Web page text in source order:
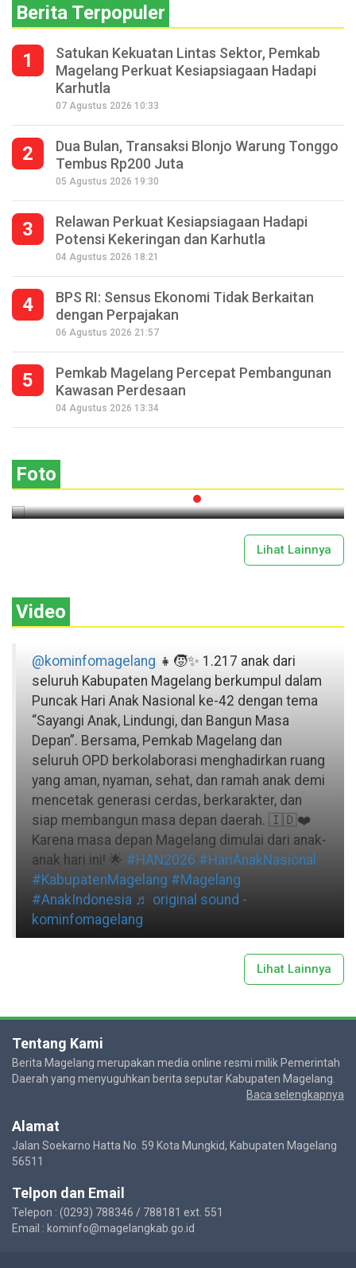
Berita Terpopuler
1
Satukan Kekuatan Lintas Sektor, Pemkab
Magelang Perkuat Kesiapsiagaan Hadapi
Karhutla
07 Agustus 2026 10:33
2
Dua Bulan, Transaksi Blonjo Warung Tonggo
Tembus Rp200 Juta
05 Agustus 2026 19:30
3
Relawan Perkuat Kesiapsiagaan Hadapi
Potensi Kekeringan dan Karhutla
04 Agustus 2026 18:21
4
BPS RI: Sensus Ekonomi Tidak Berkaitan
dengan Perpajakan
06 Agustus 2026 21:57
5
Pemkab Magelang Percepat Pembangunan
Kawasan Perdesaan
04 Agustus 2026 13:34
Foto
Seperempat Abad Perhelatan Festival
Lima Gunung XXV Kobarkan Semangat
Lihat Lainnya
Video
@kominfomagelang 👧🧒✨ 1.217 anak dari
seluruh Kabupaten Magelang berkumpul dalam
Puncak Hari Anak Nasional ke-42 dengan tema
“Sayangi Anak, Lindungi, dan Bangun Masa
Depan”. Bersama, Pemkab Magelang dan
seluruh OPD berkolaborasi menghadirkan ruang
yang aman, nyaman, sehat, dan ramah anak demi
mencetak generasi cerdas, berkarakter, dan
siap membangun masa depan daerah. 🇮🇩❤️
Karena masa depan Magelang dimulai dari anak-
anak hari ini! 🌟 #HAN2026 #HariAnakNasional
#KabupatenMagelang #Magelang
#AnakIndonesia ♬ original sound -
kominfomagelang
Lihat Lainnya
Tentang Kami
Berita Magelang merupakan media online resmi milik Pemerintah
Daerah yang menyuguhkan berita seputar Kabupaten Magelang.
Baca selengkapnya
Alamat
Jalan Soekarno Hatta No. 59 Kota Mungkid, Kabupaten Magelang
56511
Telpon dan Email
Telepon : (0293) 788346 / 788181 ext. 551
Email : kominfo@magelangkab.go.id